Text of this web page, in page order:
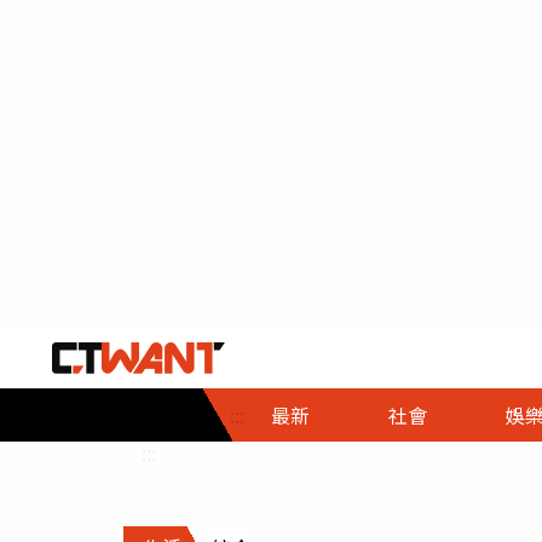
::: 最新 社會
社會首頁
時事
調查
娛樂
娛樂首頁
即時
財經首頁
熱線
政